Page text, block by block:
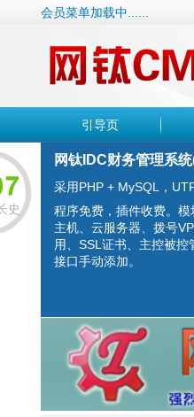
会员菜单加载中......
引导页
网钛IDC财务管理系
采用PHP + MySQL，
程序免费，插件收费。
主机、云服务器、拨号
用、SSL证书、主控被控
接口手动添加。
史